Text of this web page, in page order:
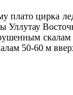
плато цирка
Уллутау
скалам
50-60 м